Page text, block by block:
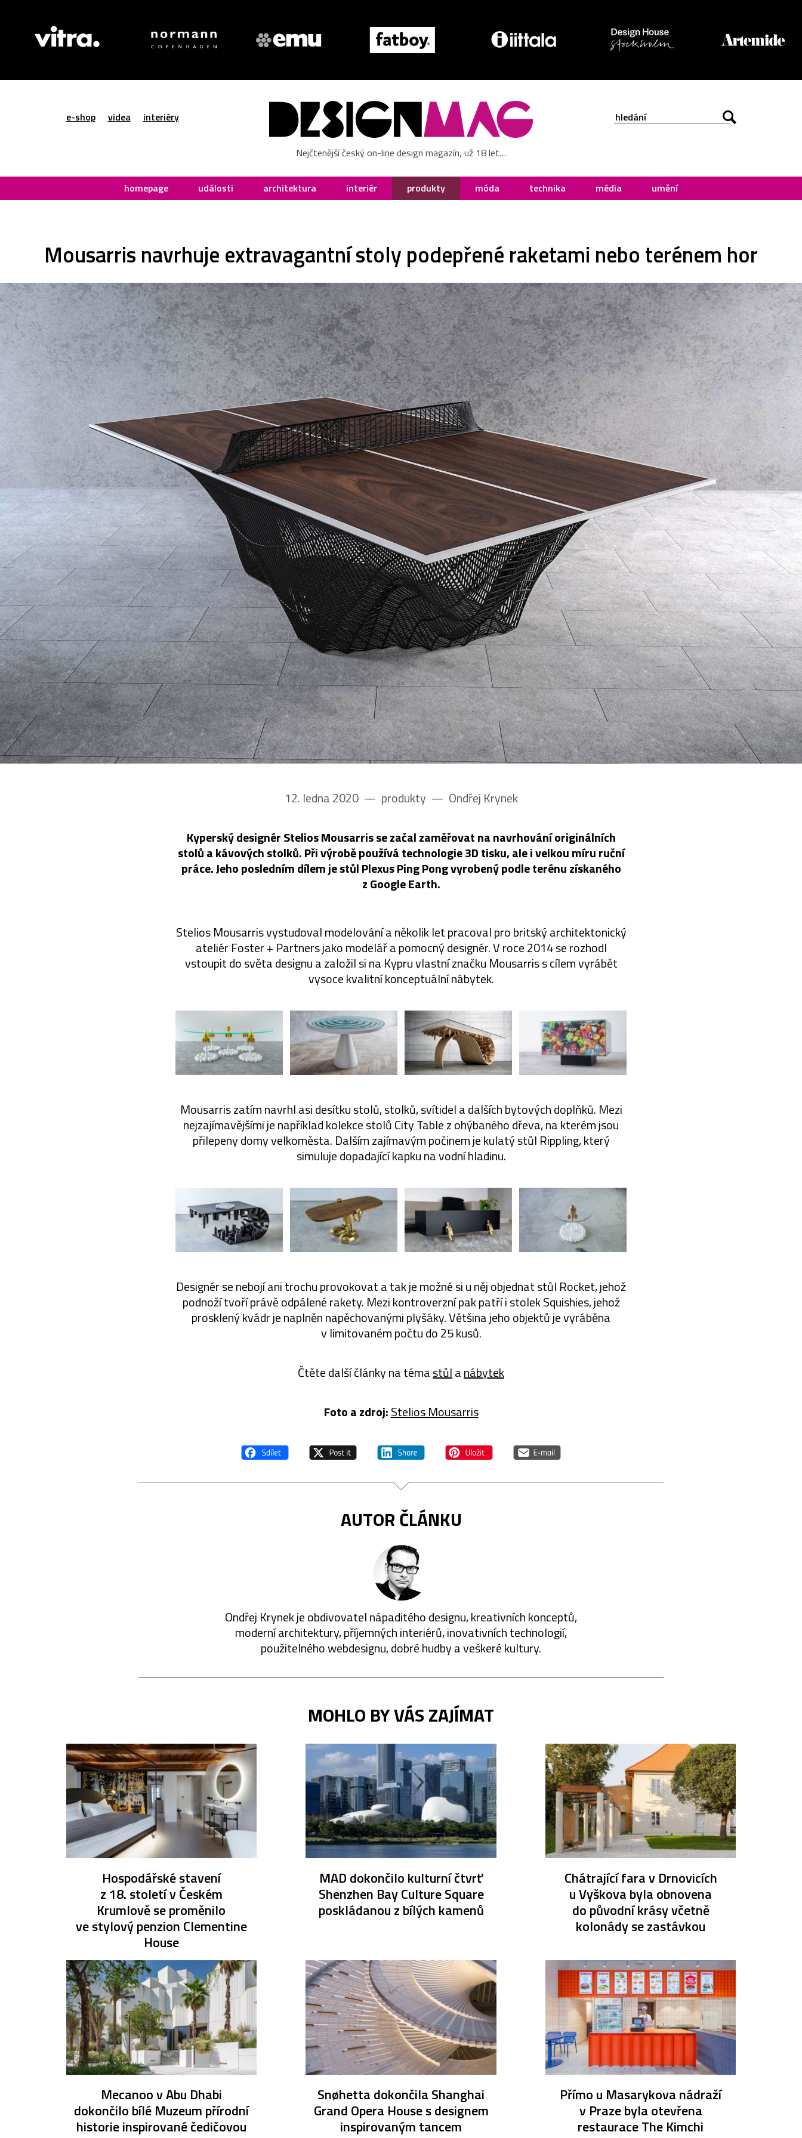
e-shop videa interiéry
Nejčtenější český on-line design magazín, už 18 let…
homepage události architektura interiér produkty móda technika média umění
Mousarris navrhuje extravagantní stoly podepřené raketami nebo terénem hor
12. ledna 2020 –– produkty –– Ondřej Krynek
Kyperský designér Stelios Mousarris se začal zaměřovat na navrhování originálních
stolů a kávových stolků. Při výrobě používá technologie 3D tisku, ale i velkou míru ruční
práce. Jeho posledním dílem je stůl Plexus Ping Pong vyrobený podle terénu získaného
z Google Earth.
Stelios Mousarris vystudoval modelování a několik let pracoval pro britský architektonický
ateliér Foster + Partners jako modelář a pomocný designér. V roce 2014 se rozhodl
vstoupit do světa designu a založil si na Kypru vlastní značku Mousarris s cílem vyrábět
vysoce kvalitní konceptuální nábytek.
Mousarris zatím navrhl asi desítku stolů, stolků, svítidel a dalších bytových doplňků. Mezi
nejzajímavějšími je například kolekce stolů City Table z ohýbaného dřeva, na kterém jsou
přilepeny domy velkoměsta. Dalším zajímavým počinem je kulatý stůl Rippling, který
simuluje dopadající kapku na vodní hladinu.
Designér se nebojí ani trochu provokovat a tak je možné si u něj objednat stůl Rocket, jehož
podnoží tvoří právě odpálené rakety. Mezi kontroverzní pak patří i stolek Squishies, jehož
prosklený kvádr je naplněn napěchovanými plyšáky. Většina jeho objektů je vyráběna
v limitovaném počtu do 25 kusů.
Čtěte další články na témastůlanábytek
Foto a zdroj:Stelios Mousarris
AUTOR ČLÁNKU
Ondřej Krynek je obdivovatel nápaditého designu, kreativních konceptů,
moderní architektury, příjemných interiérů, inovativních technologií,
použitelného webdesignu, dobré hudby a veškeré kultury.
MOHLO BY VÁS ZAJÍMAT
Hospodářské stavení
z 18. století v Českém
Krumlově se proměnilo
ve stylový penzion Clementine
House
MAD dokončilo kulturní čtvrť
Shenzhen Bay Culture Square
poskládanou z bílých kamenů
Chátrající fara v Drnovicích
u Vyškova byla obnovena
do původní krásy včetně
kolonády se zastávkou
Mecanoo v Abu Dhabi
dokončilo bílé Muzeum přírodní
historie inspirované čedičovou
Snøhetta dokončila Shanghai
Grand Opera House s designem
inspirovaným tancem
Přímo u Masarykova nádraží
v Praze byla otevřena
restaurace The Kimchi